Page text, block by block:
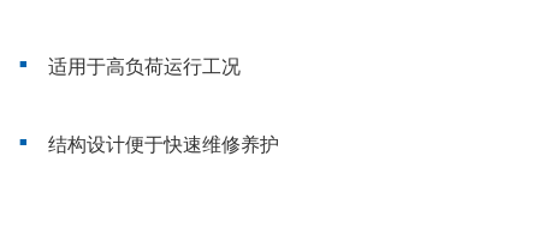
适用于高负荷运行工况
结构设计便于快速维修养护